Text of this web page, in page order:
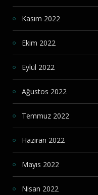
Kasım 2022
Ekim 2022
Eylül 2022
Ağustos 2022
Temmuz 2022
Haziran 2022
Mayıs 2022
Nisan 2022